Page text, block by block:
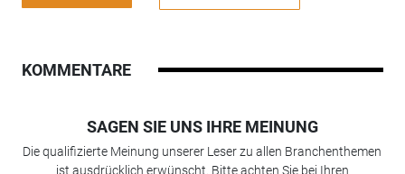
KOMMENTARE
SAGEN SIE UNS IHRE MEINUNG
Die qualifizierte Meinung unserer Leser zu allen Branchenthemen
ist ausdrücklich erwünscht. Bitte achten Sie bei Ihren